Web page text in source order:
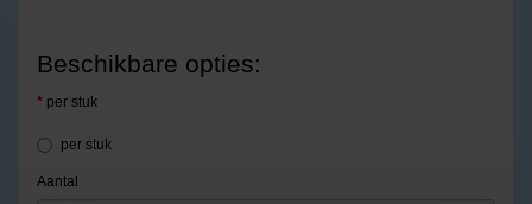
Beschikbare opties:
per stuk
per stuk
Aantal